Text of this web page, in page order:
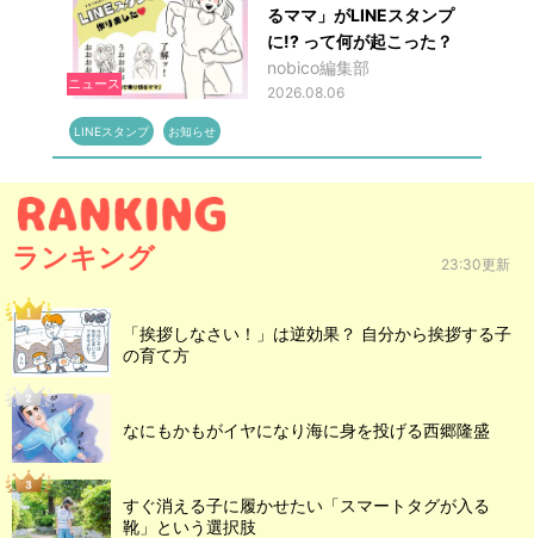
ニュース
るママ」がLINEスタンプ
に!? って何が起こった？
nobico編集部
2026.08.06
LINEスタンプ お知らせ
ランキング 23:30更新
「挨拶しなさい！」は逆効果？ 自分から挨拶する子
の育て方
なにもかもがイヤになり海に身を投げる西郷隆盛
すぐ消える子に履かせたい「スマートタグが入る
靴」という選択肢